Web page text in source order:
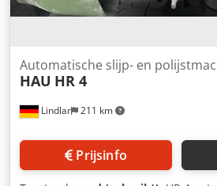
Lindlar 211 km
Automatische slijp- en
HAU HR 4
Prijsinfo